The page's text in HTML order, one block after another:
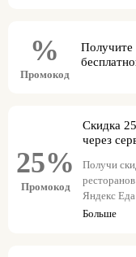
%
Промокод
Получите
25%
Промокод
Скидка
через
Получи
Яндекс Еда
Больше